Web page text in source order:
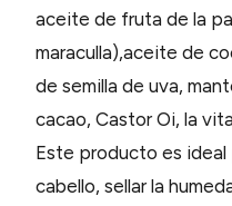
aceite de fruta de la
maraculla),aceite de
de semilla de uva,
cacao, Castor Oi, la
Este producto es ideal
cabello, sellar la